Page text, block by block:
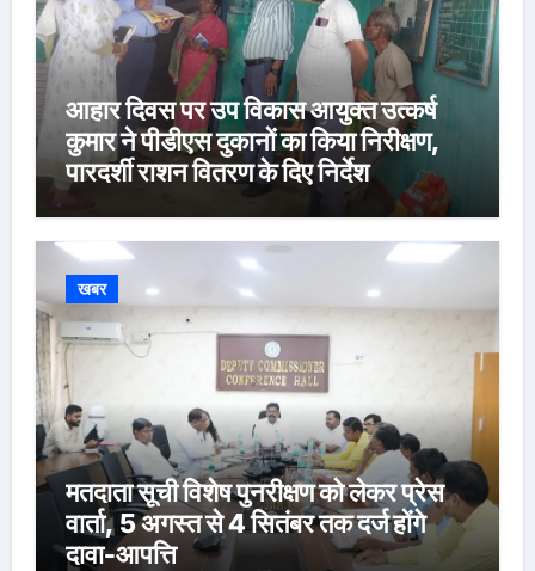
आहार दिवस पर उप विकास आयुक्त उत्कर्ष
कुमार ने पीडीएस दुकानों का किया निरीक्षण,
पारदर्शी राशन वितरण के दिए निर्देश
खबर
मतदाता सूची विशेष पुनरीक्षण को लेकर प्रेस
वार्ता, 5 अगस्त से 4 सितंबर तक दर्ज होंगे
दावा-आपत्ति